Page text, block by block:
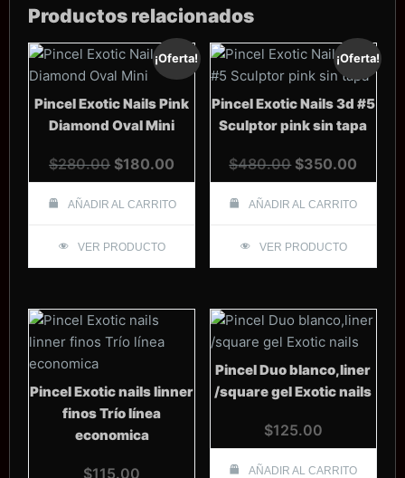
Productos relacionados
¡Oferta!
Pincel Exotic Nails Pink
Diamond Oval Mini
$280.00 El
precio
original
$280.00.
$180.00
precio
actual
AÑADIR AL CARRITO
VER PRODUCTO
¡Oferta!
Pincel Exotic Nails 3d #5
Sculptor pink sin tapa
$480.00 El
precio
original
$480.00.
$350.00
precio
actual
AÑADIR AL CARRITO
VER PRODUCTO
Pincel Exotic nails linner
finos Trío línea
economica
$115.00
Pincel Duo blanco,liner
/square gel Exotic nails
$125.00
AÑADIR AL CARRITO